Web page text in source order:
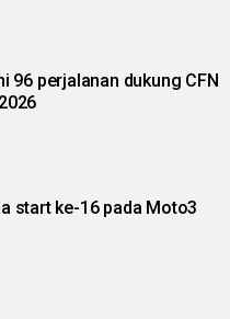
96 perjalanan dukung CFN
start ke-16 pada Moto3